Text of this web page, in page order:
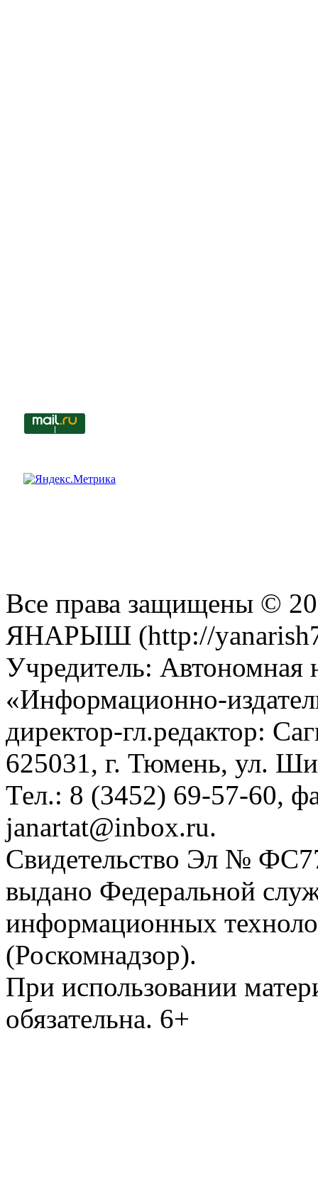
Все права защищены ©
ЯНАРЫШ (http://
Учредитель: Автономная
«Информационно-
директор-гл.редактор:
625031, г. Тюмень, ул.
Тел.: 8 (3452) 69-57-60,
janartat@inbox.ru.
Свидетельство Эл №
выдано Федеральной
информационных
(Роскомнадзор).
При использовании
обязательна. 6+